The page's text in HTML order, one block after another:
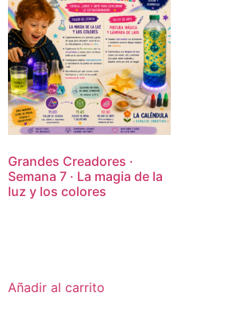
Grandes Creadores ·
Semana 7 · La magia de la
luz y los colores
Añadir al carrito